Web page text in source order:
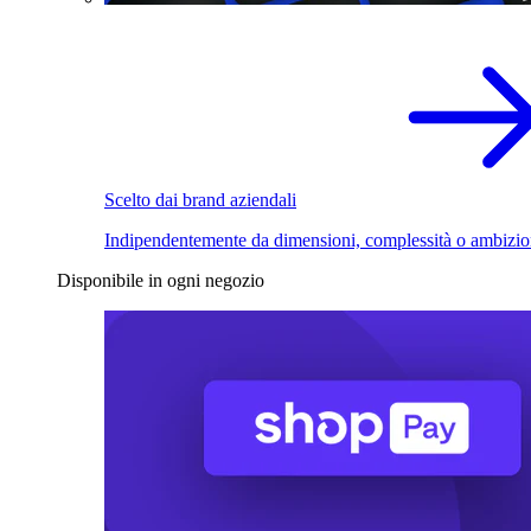
Scelto dai brand aziendali
Indipendentemente da dimensioni, complessità o
Disponibile in ogni negozio